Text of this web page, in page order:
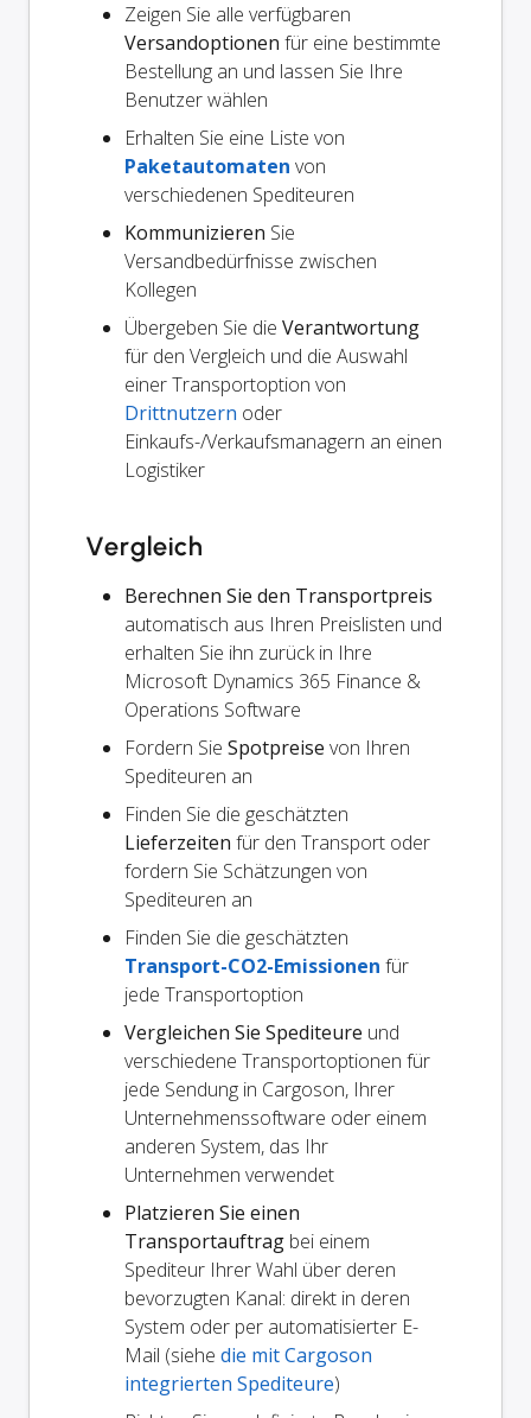
Zeigen Sie alle verfügbaren
Versandoptionen für eine bestimmte
Bestellung an und lassen Sie Ihre
Benutzer wählen
Erhalten Sie eine Liste von
Paketautomaten von
verschiedenen Spediteuren
Kommunizieren Sie
Versandbedürfnisse zwischen
Kollegen
Übergeben Sie die Verantwortung
für den Vergleich und die Auswahl
einer Transportoption von
Drittnutzern oder
Einkaufs-/Verkaufsmanagern an einen
Logistiker
Vergleich
Berechnen Sie den Transportpreis
automatisch aus Ihren Preislisten und
erhalten Sie ihn zurück in Ihre
Microsoft Dynamics 365 Finance &
Operations Software
Fordern Sie Spotpreise von Ihren
Spediteuren an
Finden Sie die geschätzten
Lieferzeiten für den Transport oder
fordern Sie Schätzungen von
Spediteuren an
Finden Sie die geschätzten
Transport-CO2-Emissionen für
jede Transportoption
Vergleichen Sie Spediteure und
verschiedene Transportoptionen für
jede Sendung in Cargoson, Ihrer
Unternehmenssoftware oder einem
anderen System, das Ihr
Unternehmen verwendet
Platzieren Sie einen
Transportauftrag bei einem
Spediteur Ihrer Wahl über deren
bevorzugten Kanal: direkt in deren
System oder per automatisierter E-
Mail (siehe die mit Cargoson
integrierten Spediteure)